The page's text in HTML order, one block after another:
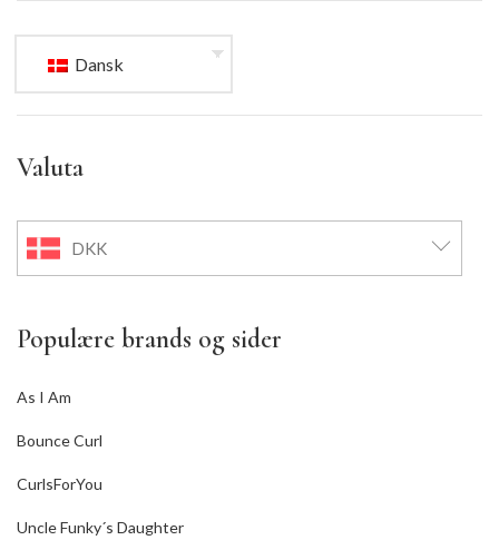
Dansk
Valuta
DKK
Populære brands og sider
As I Am
Bounce Curl
CurlsForYou
Uncle Funky´s Daughter